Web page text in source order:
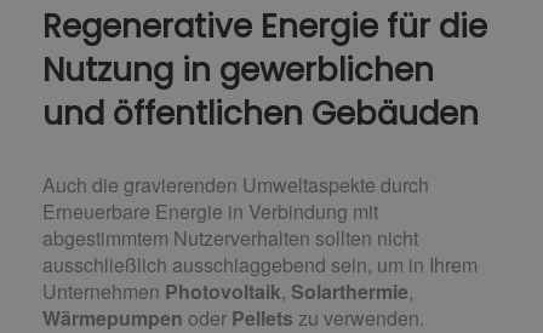
Regenerative Energie für die
Nutzung in gewerblichen
und öffentlichen Gebäuden
Auch die gravierenden Umweltaspekte durch
Erneuerbare Energie in Verbindung mit
abgestimmtem Nutzerverhalten sollten nicht
ausschließlich ausschlaggebend sein, um in Ihrem
Unternehmen Photovoltaik, Solarthermie,
Wärmepumpen oder Pellets zu verwenden.